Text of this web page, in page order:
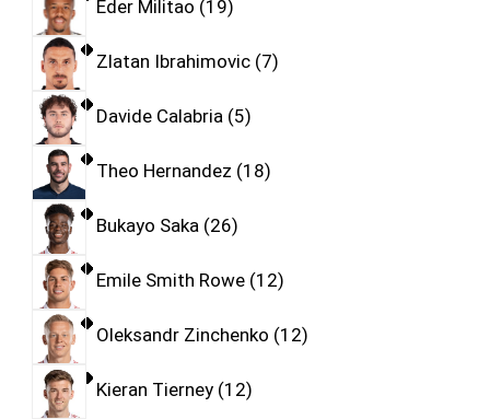
Eder Militao 19
Zlatan Ibrahimovic 7
Davide Calabria 5
Theo Hernandez 18
Bukayo Saka 26
Emile Smith Rowe 12
Oleksandr Zinchenko 12
Kieran Tierney 12